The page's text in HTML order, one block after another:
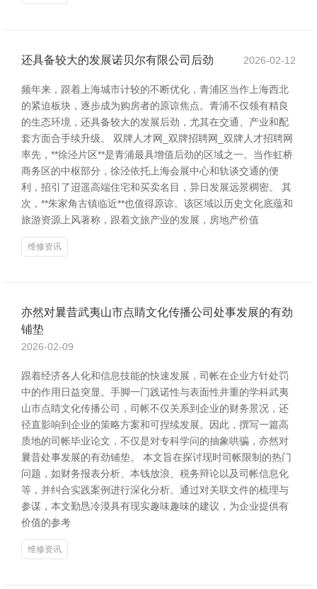
还具备较大的发展诺贝尔有限公司后劲 2026-02-12
频年来，跟着上海城市计较的不断优化，青浦区当作上海西北
的紧迫板块，逐步成为购房者的原谅焦点。青浦不仅领有精良
的生态环境，还具备较大的发展后劲，尤其在交通、产业和配
套方面合手续升级。 双牌人才网_双牌招聘网_双牌人才招聘网
率先，**徐泾片区**是青浦最具增值后劲的区域之一。当作虹桥
商务区的中枢部分，徐泾依托上海会展中心和轨谈交通的便
利，招引了迢遥高端住宅和买卖名目，异日发展远景稠密。 其
次，**朱家角古镇临近**也值得原谅。该区域以历史文化底蕴和
旅游资源上风著称，跟着文旅产业的发展，房地产价值
维修资讯
亦然对曩昔武夷山市点睛文化传播公司处事发展的有劲
铺垫
2026-02-09
跟着经济各人化和信息技能的快速发展，司帐在企业方针处罚
中的作用日益突显。手脚一门践诺性与表面性并重的学科武夷
山市点睛文化传播公司，司帐不仅关系到企业的财务景况，还
径直影响到企业的策略方案和可捏续发展。因此，撰写一篇高
质地的司帐毕业论文，不仅是对专科学问的抽象哄骗，亦然对
曩昔处事发展的有劲铺垫。 本文旨在探讨现时司帐限制的热门
问题，如财务报表分析、本钱放浪、税务辩论以及司帐信息化
等，并纠合实践案例进行深化分析。通过对关联文件的梳理与
参谋，本文勤恳冷漠具有现实趣味趣味的建议，为企业提供有
价值的参考
维修资讯